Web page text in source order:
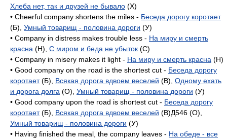
Хлеба нет, так и друзей не бывало (X)
• Cheerful company shortens the miles - Беседа дорогу коротает
(Б), Умный товарищ - половина дороги (У)
• Company in distress makes trouble less - На миру и смерть
красна (H), С миром и беда не убыток (C)
• Company in misery makes it light - На миру и смерть красна (H)
• Good company on the road is the shortest cut - Беседа дорогу
коротает(Б), Всякая дорога вдвоем веселей (В), Одному ехать
и дорога долга (О), Умный товарищ - половина дороги (У)
• Good company upon the road is shortest cut - Беседа дорогу
коротает(Б), Всякая дорога вдвоем веселей (В)Д546 (О),
Умный товарищ - половина дороги (У)
• Having finished the meal, the company leaves - На обеде - все